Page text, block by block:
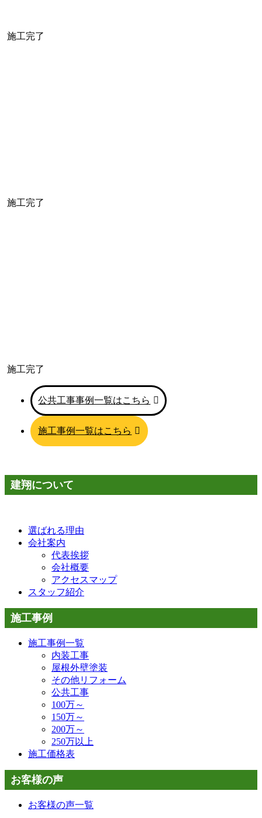
施工完了
施工完了
施工完了
公共工事事例一覧はこちら
施工事例一覧はこちら
建翔について
選ばれる理由
会社案内
代表挨拶
会社概要
アクセスマップ
スタッフ紹介
施工事例
施工事例一覧
内装工事
屋根外壁塗装
その他リフォーム
公共工事
100万～
150万～
200万～
250万以上
施工価格表
お客様の声
お客様の声一覧